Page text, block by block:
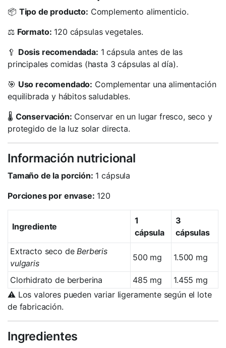
📦 Tipo de producto: Complemento alimenticio.
⚖️ Formato: 120 cápsulas vegetales.
🥄 Dosis recomendada: 1 cápsula antes de las
principales comidas (hasta 3 cápsulas al día).
🎯 Uso recomendado: Complementar una alimentación
equilibrada y hábitos saludables.
🌡️ Conservación: Conservar en un lugar fresco, seco y
protegido de la luz solar directa.
Información nutricional
Tamaño de la porción: 1 cápsula
Porciones por envase: 120
Ingrediente
1
cápsula
3
cápsulas
Extracto seco deBerberis
vulgaris
500 mg 1.500 mg
Clorhidrato de berberina 485 mg
1.455 mg
⚠️ Los valores pueden variar ligeramente según el lote
de fabricación.
Ingredientes